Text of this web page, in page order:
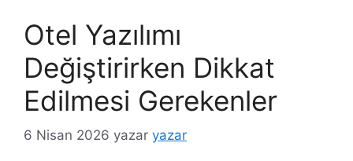
Otel Yazılımı
Değiştirirken Dikkat
Edilmesi Gerekenler
6 Nisan 2026 yazar yazar